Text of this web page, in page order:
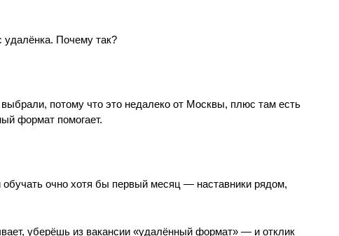
удалёнка. Почему так?
потому что это недалеко от Москвы, плюс там есть
формат помогает.
очно хотя бы первый месяц — наставники рядом,
уберёшь из вакансии «удалённый формат» — и отклик